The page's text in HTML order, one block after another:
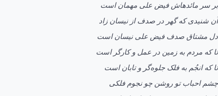
بر سر مائدهاش فیض علی مهمان است
آن شنیدی که گهر در صدف از نیسان زاد
دل مشتاق صدف فیض علی نیسان است
تا که مردم به زمين در عمل و کارگر است
تا که انجُم به فلک جلوه‌گر و تابان است
چشم احباب تو روشن چو نجوم فلکی